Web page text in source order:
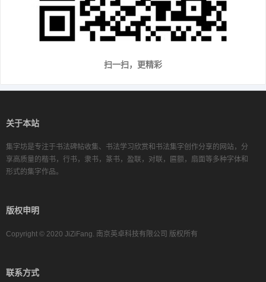
扫一扫，更精彩
关于本站
集字坊是专注于书法碑帖收集、书法学习欣赏和书法集字创作分享的网站，分
享高质量的楷书，行书，隶书，篆书，盈联，对联，匾额，扇面等多种字体和
形式的集字作品。
版权申明
Copyright © 2020 JiZiFang. 南京英卓科技有限公司 版权所有
联系方式